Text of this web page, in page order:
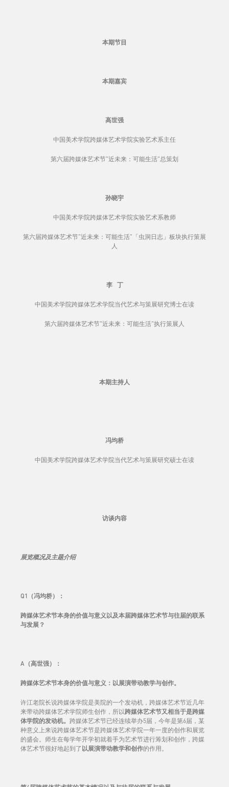
本期节目
本期嘉宾
高世强
中国美术学院跨媒体艺术学院实验艺术系主任
第六届跨媒体艺术节"近未来：可能生活"总策划
孙晓宇
中国美术学院跨媒体艺术学院实验艺术系教师
第六届跨媒体艺术节"近未来：可能生活"「虫洞日志」板块执行策展
人
李 丁
中国美术学院跨媒体艺术学院当代艺术与策展研究博士在读
第六届跨媒体艺术节"近未来：可能生活"执行策展人
本期主持人
冯均桥
中国美术学院跨媒体艺术学院当代艺术与策展研究硕士在读
访谈内容
展览概况及主题介绍
Q1（冯均桥）：
跨媒体艺术节本身的价值与意义以及本届跨媒体艺术节与往届的联系
与发展？
A（高世强）：
跨媒体艺术节本身的价值与意义：以展演带动教学与创作。
许江老院长说跨媒体学院是美院的一个发动机，跨媒体艺术节近几年
来带动跨媒体艺术学院师生创作，所以跨媒体艺术节又相当于是跨媒
体学院的发动机。 跨媒体艺术节已经连续举办5届，今年是第6届，某
种意义上来说跨媒体艺术节是跨媒体艺术学院一年一度的创作和展览
的盛会。师生在每学年开学初就着手为艺术节进行筹划和创作，跨媒
体艺术节很好地起到了 以展演带动教学和创作的作用。